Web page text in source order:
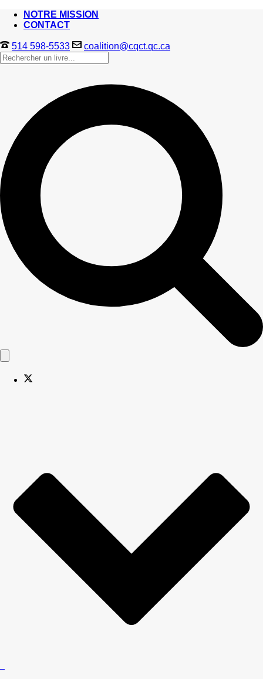
NOTRE MISSION
CONTACT
514 598-5533 coalition@cqct.qc.ca